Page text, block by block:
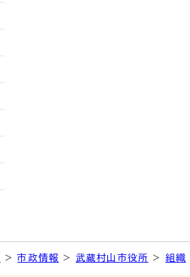
>市政情報 > 武蔵村山市役所 > 組織